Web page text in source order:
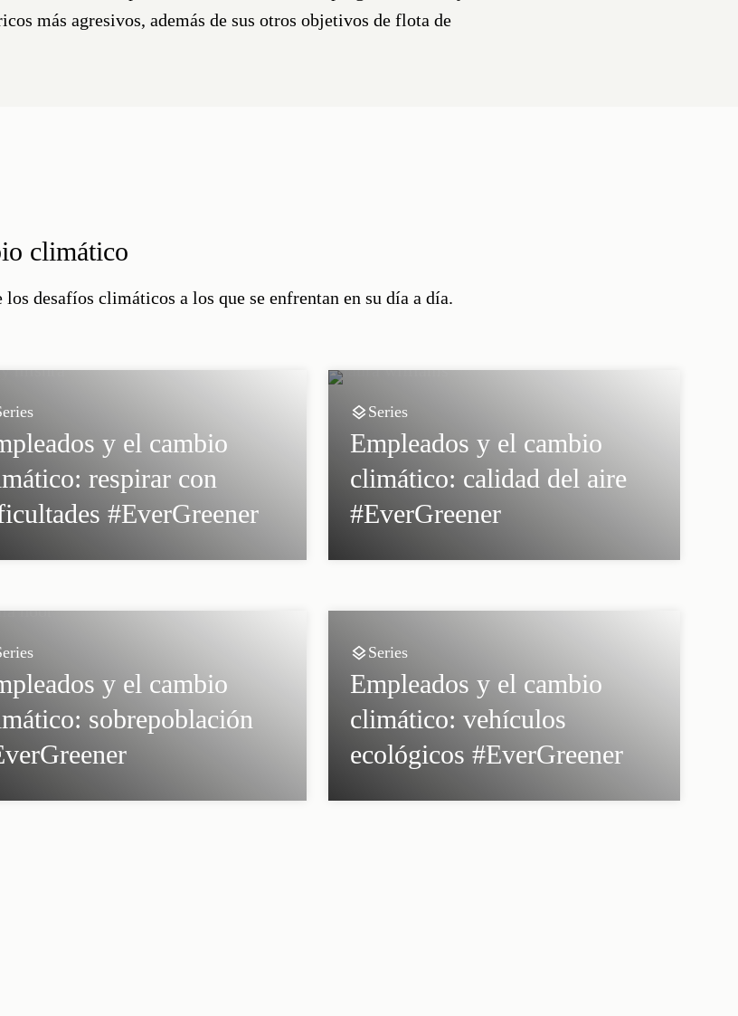
más agresivos, además de sus otros objetivos de flota de
climático
desafíos climáticos a los que se enfrentan en su día a día.
y el cambio
respirar con
#EverGreener
Series
Empleados y el cambio
climático: calidad del aire
#EverGreener
y el cambio
sobrepoblación
Series
Empleados y el cambio
climático: vehículos
ecológicos #EverGreener